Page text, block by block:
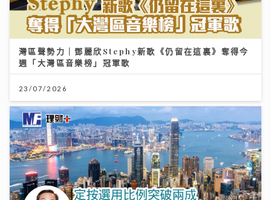
灣區聲勢力｜鄧麗欣Stephy新歌《仍留在這裏》奪得今
週「大灣區音樂榜」冠軍歌
23/07/2026